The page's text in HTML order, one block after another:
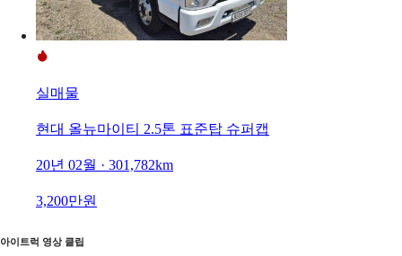
실매물
현대 올뉴마이티 2.5톤 표준탑 슈퍼캡
20년 02월 · 301,782km
3,200만원
아이트럭 영상 클립